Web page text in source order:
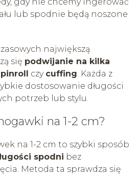
lub spodnie będą noszone
największą
się podwijanie na kilka
pinroll czy cuffing. Każda z
dostosowanie długości
potrzeb lub stylu.
na 1-2 cm?
na 1-2 cm to szybki sposób
spodni bez
Metoda ta sprawdza się